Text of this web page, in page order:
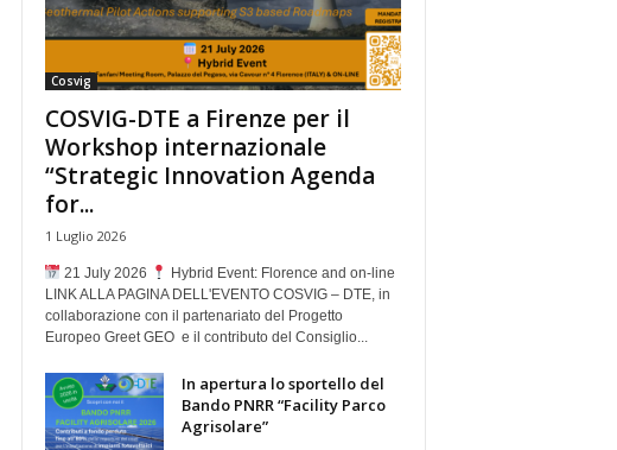
Cosvig
COSVIG-DTE a Firenze per il
Workshop internazionale
“Strategic Innovation Agenda
for...
1 Luglio 2026
21 July 2026
Hybrid Event: Florence and on-line
LINK ALLA PAGINA DELL'EVENTO COSVIG – DTE, in
collaborazione con il partenariato del Progetto
Europeo Greet GEO e il contributo del Consiglio...
In apertura lo sportello del
Bando PNRR “Facility Parco
Agrisolare”